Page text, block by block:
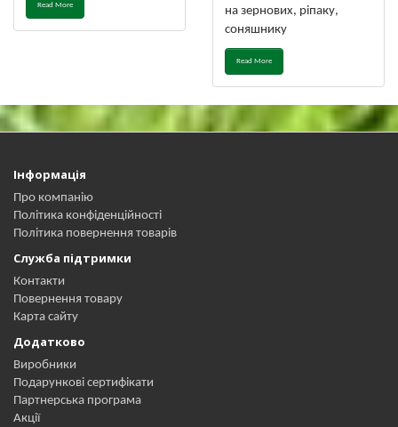
Read More
на зернових, ріпаку,
соняшнику
Read More
Інформація
Про компанію
Політика конфіденційності
Політика повернення товарів
Служба підтримки
Контакти
Повернення товару
Карта сайту
Додатково
Виробники
Подарункові сертифікати
Партнерська програма
Акції